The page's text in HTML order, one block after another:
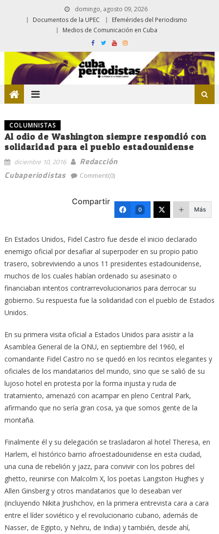
domingo, agosto 09, 2026
Documentos de la UPEC
Efemérides del Periodismo
Medios de Comunicación en Cuba
COLUMNISTAS
Al odio de Washington siempre respondió con
solidaridad para el pueblo estadounidense
diciembre 10, 2016
Redacción
Cubaperiodistas
Comment(0)
Compartir
0 Más
En Estados Unidos, Fidel Castro fue desde el inicio declarado
enemigo oficial por desafiar al superpoder en su propio patio
trasero, sobreviviendo a unos 11 presidentes estadounidense,
muchos de los cuales habían ordenado su asesinato o
financiaban intentos contrarrevolucionarios para derrocar su
gobierno. Su respuesta fue la solidaridad con el pueblo de Estados
Unidos.
En su primera visita oficial a Estados Unidos para asistir a la
Asamblea General de la ONU, en septiembre del 1960, el
comandante Fidel Castro no se quedó en los recintos elegantes y
oficiales de los mandatarios del mundo, sino que se salió de su
lujoso hotel en protesta por la forma injusta y ruda de
tratamiento, amenazó con acampar en pleno Central Park,
afirmando que no sería gran cosa, ya que somos gente de la
montaña.
Finalmente él y su delegación se trasladaron al hotel Theresa, en
Harlem, el histórico barrio afroestadounidense en esta ciudad,
una cuna de rebelión y jazz, para convivir con los pobres del
ghetto, reunirse con Malcolm X, los poetas Langston Hughes y
Allen Ginsberg y otros mandatarios que lo deseaban ver
(incluyendo Nikita Jrushchov, en la primera entrevista cara a cara
entre el líder soviético y el revolucionario cubano, además de
Nasser, de Egipto, y Nehru, de India) y también, desde ahí,